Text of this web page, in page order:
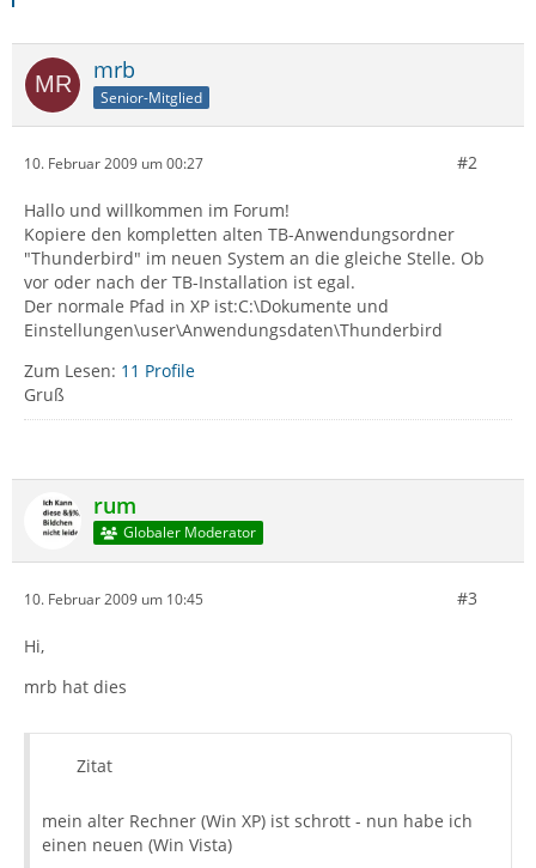
mrb
Senior-Mitglied
10. Februar 2009 um 00:27 #2
Hallo und willkommen im Forum!
Kopiere den kompletten alten TB-Anwendungsordner
"Thunderbird" im neuen System an die gleiche Stelle. Ob
vor oder nach der TB-Installation ist egal.
Der normale Pfad in XP ist:C:\Dokumente und
Einstellungen\user\Anwendungsdaten\Thunderbird
Zum Lesen: 11 Profile
Gruß
rum
Globaler Moderator
10. Februar 2009 um 10:45 #3
Hi,
mrb hat dies
Zitat
mein alter Rechner (Win XP) ist schrott - nun habe ich
einen neuen (Win Vista)